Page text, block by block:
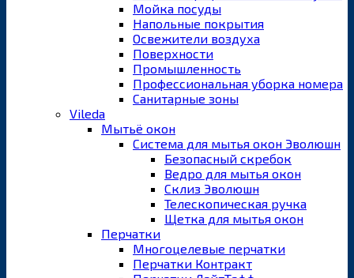
Мойка посуды
Напольные покрытия
Освежители воздуха
Поверхности
Промышленность
Профессиональная уборка номера
Санитарные зоны
Vileda
Мытьё окон
Система для мытья окон Эволюшн
Безопасный скребок
Ведро для мытья окон
Склиз Эволюшн
Телескопическая ручка
Щетка для мытья окон
Перчатки
Многоцелевые перчатки
Перчатки Контракт